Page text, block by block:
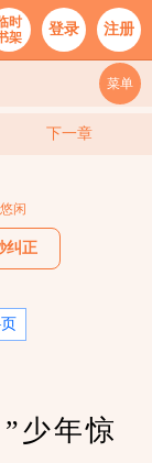
时
架
登录 注册
菜单
下一章
闲
纠正
年惊